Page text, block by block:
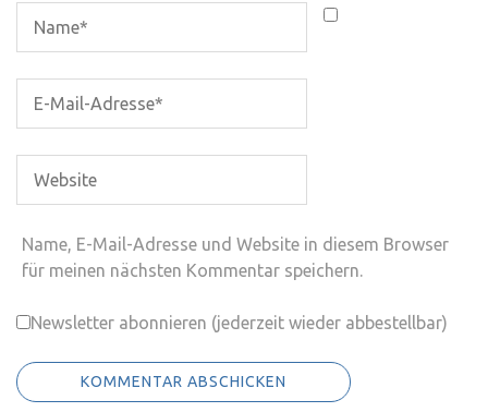
Name, E-Mail-Adresse und Website in diesem Browser
für meinen nächsten Kommentar speichern.
Newsletter abonnieren (jederzeit wieder abbestellbar)